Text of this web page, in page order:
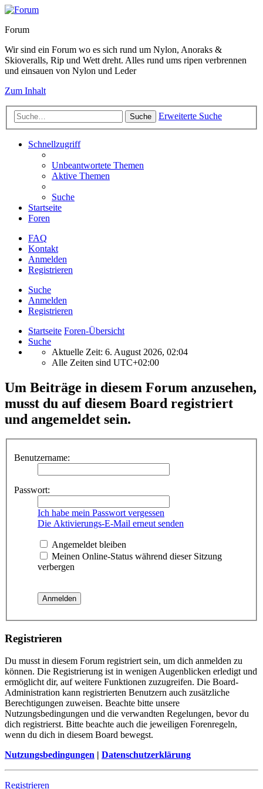
Forum
Wir sind ein Forum wo es sich rund um Nylon, Anoraks &
Skioveralls, Rip und Wett dreht. Alles rund ums ripen verbrennen
und einsauen von Nylon und Leder
Zum Inhalt
Suche Erweiterte Suche
Schnellzugriff
Unbeantwortete Themen
Aktive Themen
Suche
Startseite
Foren
FAQ
Kontakt
Anmelden
Registrieren
Suche
Anmelden
Registrieren
Startseite Foren-Übersicht
Suche
Aktuelle Zeit: 6. August 2026, 02:04
Alle Zeiten sind UTC+02:00
Um Beiträge in diesem Forum anzusehen,
musst du auf diesem Board registriert
und angemeldet sein.
Benutzername:
Passwort:
Ich habe mein Passwort vergessen
Die Aktivierungs-E-Mail erneut senden
Angemeldet bleiben
Meinen Online-Status während dieser Sitzung
verbergen
Registrieren
Du musst in diesem Forum registriert sein, um dich anmelden zu
können. Die Registrierung ist in wenigen Augenblicken erledigt und
ermöglicht dir, auf weitere Funktionen zuzugreifen. Die Board-
Administration kann registrierten Benutzern auch zusätzliche
Berechtigungen zuweisen. Beachte bitte unsere
Nutzungsbedingungen und die verwandten Regelungen, bevor du
dich registrierst. Bitte beachte auch die jeweiligen Forenregeln,
wenn du dich in diesem Board bewegst.
Nutzungsbedingungen | Datenschutzerklärung
Registrieren